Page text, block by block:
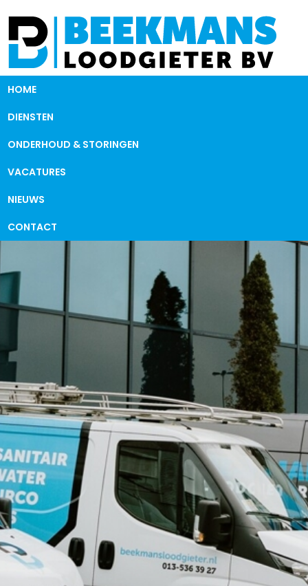
HOME
DIENSTEN
ONDERHOUD & STORINGEN
VACATURES
NIEUWS
CONTACT